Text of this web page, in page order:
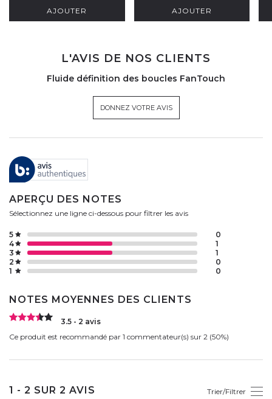
AJOUTER AJOUTER
L'AVIS DE NOS CLIENTS
Fluide définition des boucles FanTouch
DONNEZ VOTRE AVIS
APERÇU DES NOTES
Sélectionnez une ligne ci-dessous pour filtrer les avis
1 0
2 0
3 1
4 1
5 0
NOTES MOYENNES DES CLIENTS
3.5 - 2 avis
Ce produit est recommandé par 1 commentateur(s) sur 2 (50%)
1 - 2 SUR 2 AVIS Trier/Filtrer